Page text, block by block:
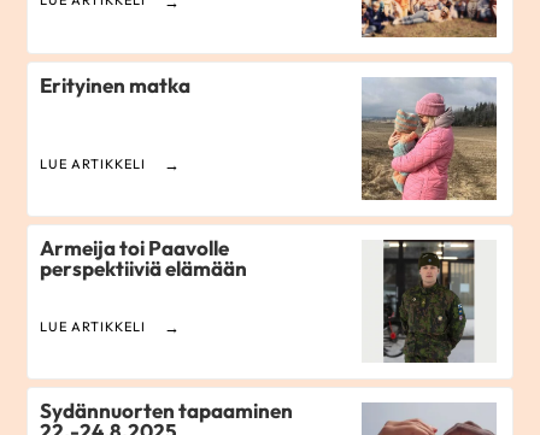
Erityinen matka
LUE ARTIKKELI
Armeija toi Paavolle
perspektiiviä elämään
LUE ARTIKKELI
Sydännuorten tapaaminen